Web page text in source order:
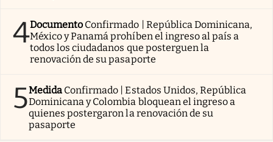
4Documento Confirmado | República Dominicana,
México y Panamá prohíben el ingreso al país a
todos los ciudadanos que posterguen la
renovación de su pasaporte
5Medida Confirmado | Estados Unidos, República
Dominicana y Colombia bloquean el ingreso a
quienes postergaron la renovación de su
pasaporte